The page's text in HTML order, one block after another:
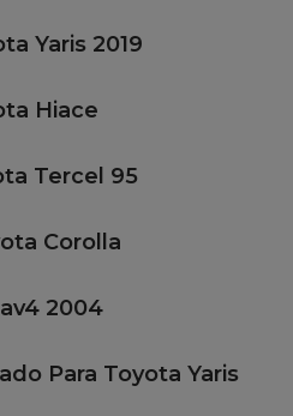
Yaris 2019
Hiace
Tercel 95
Corolla
2004
Para Toyota Yaris